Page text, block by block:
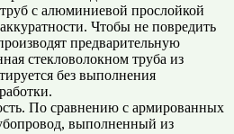
с алюминиевой прослойкой
Чтобы не повредить
предварительную
стекловолокном труба из
без выполнения
По сравнению с армированных
выполненный из